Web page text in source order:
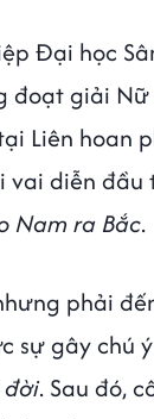
Đại học
đoạt giải
Liên hoan
vai diễn đầu
Nam ra Bắc.
phải
sự gây chú
đời. Sau đó,